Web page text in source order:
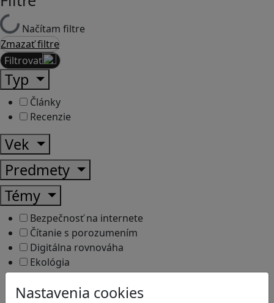
Nastavenia cookies
Načítam filtre
Zmazať filtre
Filtrovať
Typ
Články
Recenzie
Vek
Predmety
Témy
Bezpečnosť na internete
Čítanie s porozumením
Digitálna rovnováha
Ekológia
Globálne vzdelávanie
Kreativita